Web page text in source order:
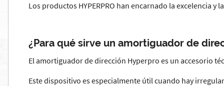
Los productos HYPERPRO han encarnado la excelencia
¿Para qué sirve un amortiguador de
El amortiguador de dirección Hyperpro es un accesorio
Este dispositivo es especialmente útil cuando hay